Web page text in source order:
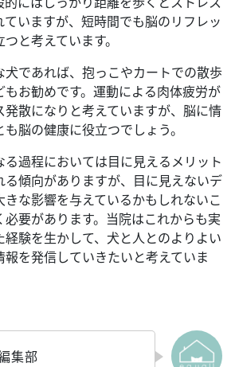
いますが、短時間でも脳のリフレッ
と考えています。
犬であれば、抱っこやカートでの散歩
お勧めです。運動による肉体疲労が
発散になりと考えていますが、脳に情
脳の健康に役立つでしょう。
過程においては目に見えるメリット
る傾向がありますが、目に見えないデ
きな影響を与えているかもしれないこ
必要があります。当院はこれからも実
験を生かして、犬と人とのよりよい
を発信していきたいと考えていま
集部